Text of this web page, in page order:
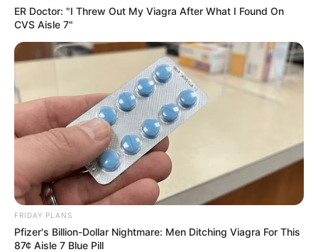
ER Doctor: "I Threw Out My Viagra After What I Found On
CVS Aisle 7"
FRIDAY PLANS
Pfizer's Billion-Dollar Nightmare: Men Ditching Viagra For This
87¢ Aisle 7 Blue Pill